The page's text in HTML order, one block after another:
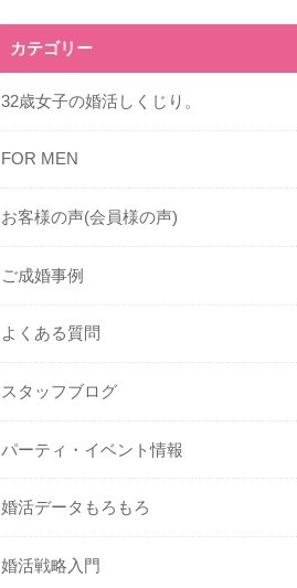
カテゴリー
32歳女子の婚活しくじり。
FOR MEN
お客様の声(会員様の声)
ご成婚事例
よくある質問
スタッフブログ
パーティ・イベント情報
婚活データもろもろ
婚活戦略入門